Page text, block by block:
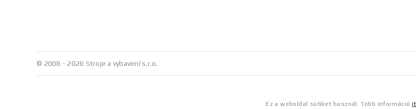
© 2008 - 2026 Stroje a vybavení s.r.o.
Ez a weboldal sütiket használ. Több információ